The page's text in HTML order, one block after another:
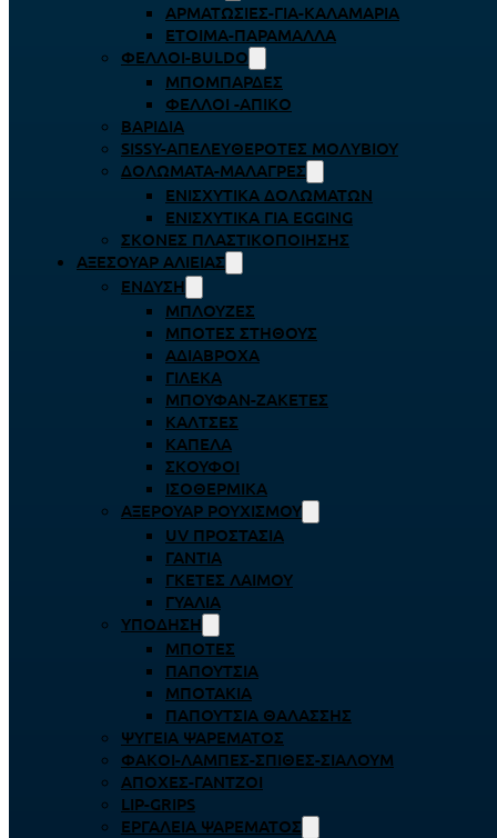
ΑΡΜΑΤΩΣΙΈΣ-ΓΙΑ-ΚΑΛΑΜΆΡΙΑ
ΈΤΟΙΜΑ-ΠΑΡΆΜΑΛΛΑ
ΦΕΛΛΟΊ-BULDO
ΜΠΟΜΠΆΡΔΕΣ
ΦΕΛΛΟΊ -ΑΠΊΚΟ
ΒΑΡΊΔΙΑ
SISSY-ΑΠΕΛΕΥΘΕΡΟΤΈΣ ΜΟΛΥΒΙΟΎ
ΔΟΛΏΜΑΤΑ-ΜΑΛΆΓΡΕΣ
ΕΝΙΣΧΥΤΙΚΆ ΔΟΛΩΜΆΤΩΝ
ΕΝΙΣΧΥΤΙΚΆ ΓΙΑ EGGING
ΣΚΌΝΕΣ ΠΛΑΣΤΙΚΟΠΟΊΗΣΗΣ
ΑΞΕΣΟΥΆΡ ΑΛΙΕΊΑΣ
ΈΝΔΥΣΗ
ΜΠΛΟΎΖΕΣ
ΜΠΌΤΕΣ ΣΤΉΘΟΥΣ
ΑΔΙΆΒΡΟΧΑ
ΓΙΛΈΚΑ
ΜΠΟΥΦΆΝ-ΖΑΚΈΤΕΣ
ΚΆΛΤΣΕΣ
ΚΑΠΈΛΑ
ΣΚΟΎΦΟΙ
ΙΣΟΘΕΡΜΙΚΆ
ΑΞΕΡΟΥΆΡ ΡΟΥΧΙΣΜΟΎ
UV ΠΡΟΣΤΑΣΊΑ
ΓΆΝΤΙΑ
ΓΚΈΤΕΣ ΛΑΊΜΟΥ
ΓΥΑΛΙΆ
ΥΠΌΔΗΣΗ
ΜΠΌΤΕΣ
ΠΑΠΟΎΤΣΙΑ
ΜΠΟΤΆΚΙΑ
ΠΑΠΟΎΤΣΙΑ ΘΑΛΆΣΣΗΣ
ΨΥΓΕΊΑ ΨΑΡΈΜΑΤΟΣ
ΦΑΚΟΊ-ΛΆΜΠΕΣ-ΣΠΊΘΕΣ-ΣΊΑΛΟΥΜ
ΑΠΌΧΕΣ-ΓΆΝΤΖΟΙ
LIP-GRIPS
EΡΓΑΛΕΊΑ ΨΑΡΈΜΑΤΟΣ